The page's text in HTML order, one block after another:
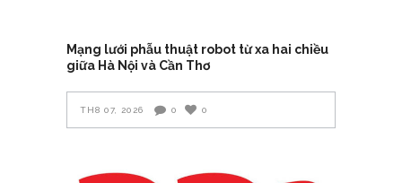
Mạng lưới phẫu thuật robot từ xa hai chiều
giữa Hà Nội và Cần Thơ
TH8 07, 2026 0 0